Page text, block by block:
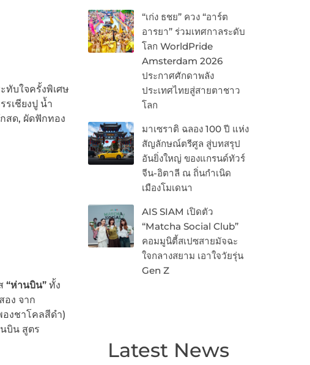
“เก่ง ธชย” ควง “อาร์ต
อารยา” ร่วมเทศกาลระดับ
โลก WorldPride
Amsterdam 2026
ประกาศศักดาพลัง
ประเทศไทยสู่สายตาชาว
โลก
มาเซราติ ฉลอง 100 ปี แห่ง
สัญลักษณ์ตรีศูล สู่บทสรุป
อันยิ่งใหญ่ ของแกรนด์ทัวร์
จีน-อิตาลี ณ ถิ่นกำเนิด
เมืองโมเดนา
AIS SIAM เปิดตัว
“Matcha Social Club”
คอมมูนิตี้สเปซสายมัจฉะ
ใจกลางสยาม เอาใจวัยรุ่น
Gen Z
Latest News
ทับใจครั้งพิเศษ
รเชียงปู น้ำ
สด, ผัดฟักทอง
“ห่านบิน”ทั้ง
ง จาก
งชาโคลสีดำ)
บิน สูตร